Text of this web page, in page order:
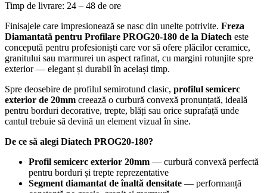
Timp de livrare: 24 – 48 de ore
Finisajele care impresionează se nasc din unelte potrivite. Freza
Diamantată pentru Profilare PROG20-180 de la Diatech este
concepută pentru profesioniști care vor să ofere plăcilor ceramice,
granitului sau marmurei un aspect rafinat, cu margini rotunjite spre
exterior — elegant și durabil în același timp.
Spre deosebire de profilul semirotund clasic, profilul semicerc
exterior de 20mm creează o curbură convexă pronunțată, ideală
pentru borduri decorative, trepte, blăți sau orice suprafață unde
cantul trebuie să devină un element vizual în sine.
De ce să alegi Diatech PROG20-180?
Profil semicerc exterior 20mm — curbură convexă perfectă
pentru borduri și trepte reprezentative
Segment diamantat de înaltă densitate — performanță